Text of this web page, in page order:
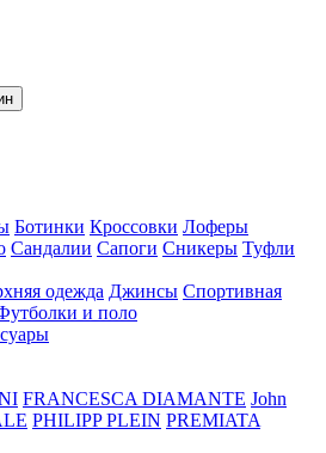
Ботинки Кроссовки Лоферы
Сандалии Сапоги Сникеры Туфли
одежда Джинсы Спортивная
и поло
FRANCESCA DIAMANTE John
PHILIPP PLEIN PREMIATA